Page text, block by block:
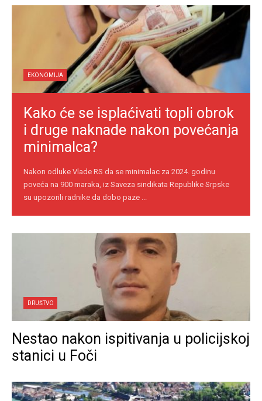
EKONOMIJA
Kako će se isplaćivati topli obrok
i druge naknade nakon povećanja
minimalca?
Nakon odluke Vlade RS da se minimalac za 2024. godinu
poveća na 900 maraka, iz Saveza sindikata Republike Srpske
su upozorili radnike da dobo paze ...
DRUŠTVO
Nestao nakon ispitivanja u policijskoj
stanici u Foči